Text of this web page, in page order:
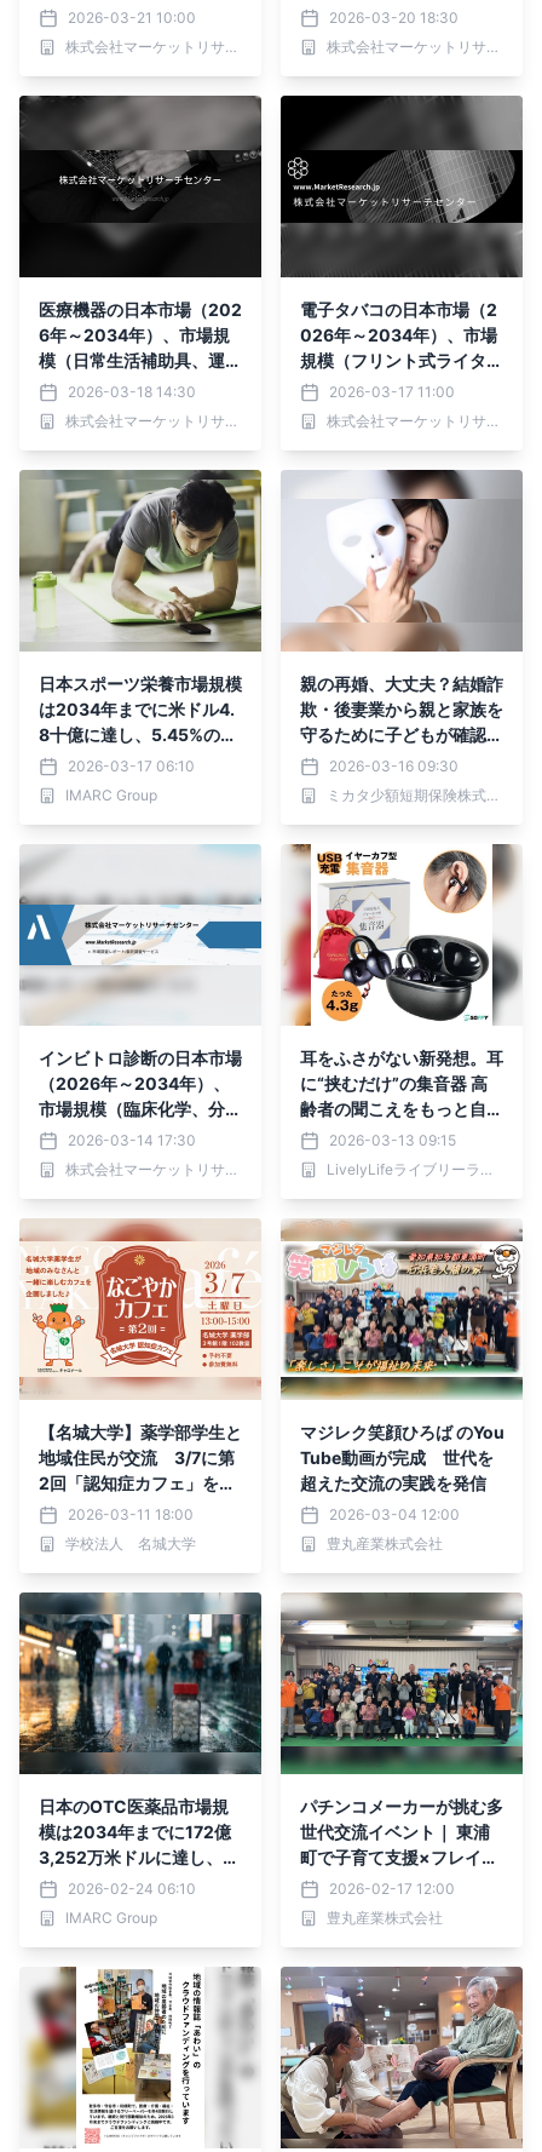
B、ビタミンC、ビタミン
D、ビタミンE、ビタミン
K）・分析レポートを発表
2026-03-21 10:00
株式会社マーケットリサーチセンター
プ、経腸栄養チューブ、投
与セット、経腸注射器、消
耗品）・分析レポートを発
2026-03-20 18:30
株式会社マーケットリサーチセンター
医療機器の日本市場（202
6年～2034年）、市場規
模（日常生活補助具、運動
器具、身体支持装置、移動
補助具 ）・分析レポート
を発表
2026-03-18 14:30
株式会社マーケットリサーチセンター
電子タバコの日本市場（2
026年～2034年）、市場
規模（フリント式ライタ
ー、電子式ライター、フリ
ント式ライター、電子式ラ
イター）・分析レポートを
2026-03-17 11:00
株式会社マーケットリサーチセンター
日本スポーツ栄養市場規模
は2034年までに米ドル4.
8十億に達し、5.45%の年
平均成長率で成長すると予
測されています。
2026-03-17 06:10
IMARC Group
親の再婚、大丈夫？結婚詐
欺・後妻業から親と家族を
守るために子どもが確認す
べきこと５選！
2026-03-16 09:30
ミカタ少額短期保険株式会社
インビトロ診断の日本市場
（2026年～2034年）、
市場規模（臨床化学、分子
診断、免疫診断、血液
学）・分析レポートを発表
2026-03-14 17:30
株式会社マーケットリサーチセンター
耳をふさがない新発想。耳
に“挟むだけ”の集音器 高
齢者の聞こえをもっと自然
に。軽やかな装着感を実現
したイヤーカフ型集音器を
発売
2026-03-13 09:15
LivelyLifeライブリーライフ株式会社
【名城大学】薬学部学生と
地域住民が交流 3/7に第
2回「認知症カフェ」を開
催
2026-03-11 18:00
学校法人 名城大学
マジレク笑顔ひろば のYou
Tube動画が完成 世代を
超えた交流の実践を発信
2026-03-04 12:00
豊丸産業株式会社
日本のOTC医薬品市場規
模は2034年までに172億
3,252万米ドルに達し、年
平均成長率5.03%で成長
する見通し
2026-02-24 06:10
IMARC Group
パチンコメーカーが挑む多
世代交流イベント｜ 東浦
町で子育て支援×フレイル
予防を同時に実証
2026-02-17 12:00
豊丸産業株式会社